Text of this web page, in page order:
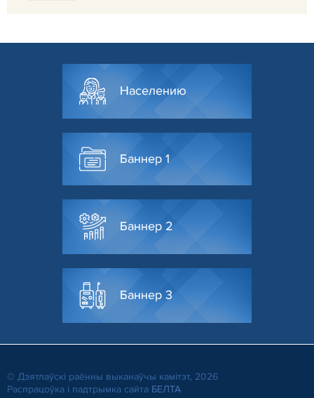
Населению
Баннер 1
Баннер 2
Баннер 3
© Дзятлаўскі раённы выканаўчы камітэт, 2026
Распрацоўка і падтрымка сайта БЕЛТА